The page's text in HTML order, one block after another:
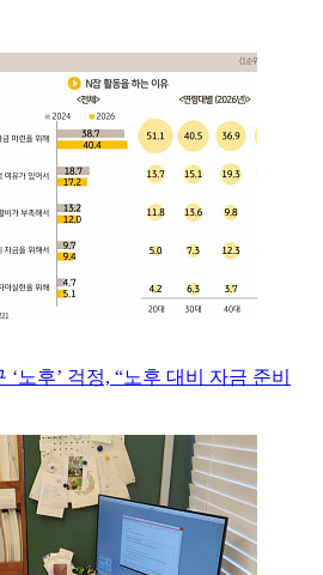
‘노후’ 걱정, “노후 대비 자금 준비